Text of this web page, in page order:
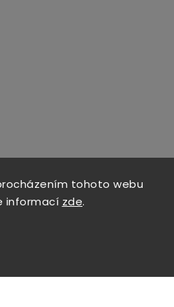
tohoto webu
informací zde.